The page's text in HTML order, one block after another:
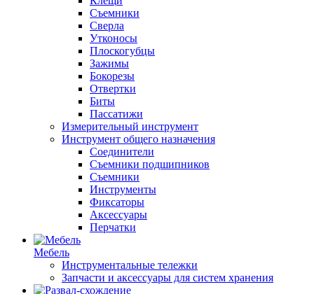
Съемники
Сверла
Утконосы
Плоскогубцы
Зажимы
Бокорезы
Отвертки
Биты
Пассатижи
Измерительный инструмент
Инструмент общего назначения
Соединители
Съемники подшипников
Съемники
Инструменты
Фиксаторы
Аксессуары
Перчатки
Мебель
Инструментальные тележки
Запчасти и аксессуары для систем хранения